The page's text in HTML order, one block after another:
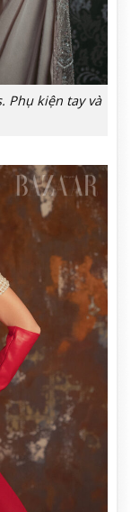
Phụ kiện tay và